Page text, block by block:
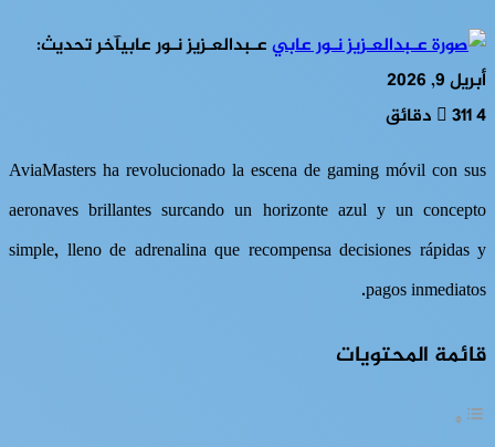
عـبدالعـزيز نـور عابيآخر تحديث:
أبريل 9, 2026
3114 دقائق
AviaMasters ha revolucionado la escena de gaming móvil con sus
aeronaves brillantes surcando un horizonte azul y un concepto
simple, lleno de adrenalina que recompensa decisiones rápidas y
pagos inmediatos.
قائمة المحتويات